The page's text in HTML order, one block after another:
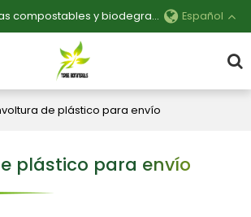
Fabricante de bolsas compostables y biodegradables personalizables Español
de plástico para envío
plástico para envío